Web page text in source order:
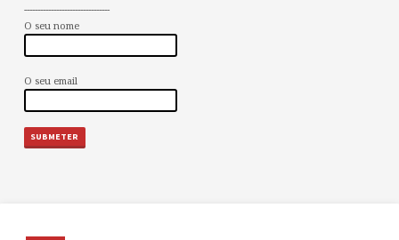
--------------------------------
O seu nome
O seu email